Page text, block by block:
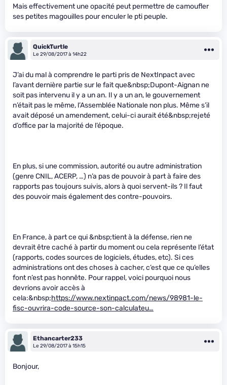
Mais effectivement une opacité peut permettre de camoufler
ses petites magouilles pour enculer le pti peuple.
QuickTurtle
Le 29/08/2017 à 14h22
J’ai du mal à comprendre le parti pris de NextInpact avec
l’avant dernière partie sur le fait que&nbsp;Dupont-Aignan ne
soit pas intervenu il y a un an. Il y a un an, le gouvernement
n’était pas le même, l’Assemblée Nationale non plus. Même s’il
avait déposé un amendement, celui-ci aurait été&nbsp;rejeté
d’office par la majorité de l’époque.
En plus, si une commission, autorité ou autre administration
(genre CNIL, ACERP, …) n’a pas de pouvoir à part à faire des
rapports pas toujours suivis, alors à quoi servent-ils ? Il faut
des pouvoir mais également des contre-pouvoirs.
En France, à part ce qui &nbsp;tient à la défense, rien ne
devrait être caché à partir du moment ou cela représente l’état
(rapports, codes sources de logiciels, études, etc). Si ces
administrations ont des choses à cacher, c’est que ce qu’elles
font n’est pas honnête. Pour rappel, voici pourquoi nous
devrions avoir accès à
cela:&nbsp;https://www.nextinpact.com/news/98981-le-
fisc-ouvrira-code-source-son-calculateu…
Ethancarter233
Le 29/08/2017 à 15h15
Bonjour,